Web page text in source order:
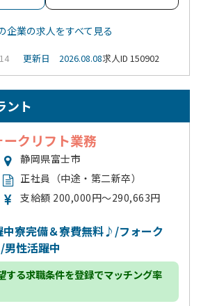
企業の求人をすべて見る
更新日 2026.08.08求人ID 150902
ント
クリフト業務
静岡県富士市
正社員（中途・第二新卒）
支給額 200,000円～290,663円
中寮完備＆寮費無料♪/フォーク
男性活躍中
する求職条件を登録でマッチング率